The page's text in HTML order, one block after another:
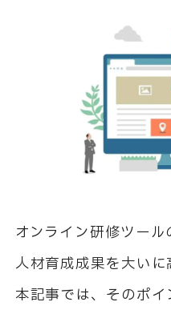
オンライン研修ツー
人材育成成果を大いに
本記事では、そのポ